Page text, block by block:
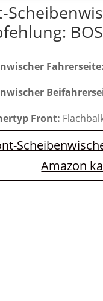
Fahrerseite:
Front:
Amazon